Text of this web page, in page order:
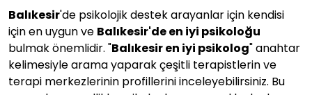
Balıkesir'de psikolojik destek arayanlar için kendisi
için en uygun ve Balıkesir'de en iyi psikoloğu
bulmak önemlidir. "
Balıkesir en iyi psikolog " anahtar
kelimesiyle arama yaparak çeşitli terapistlerin ve
terapi merkezlerinin profillerini inceleyebilirsiniz. Bu